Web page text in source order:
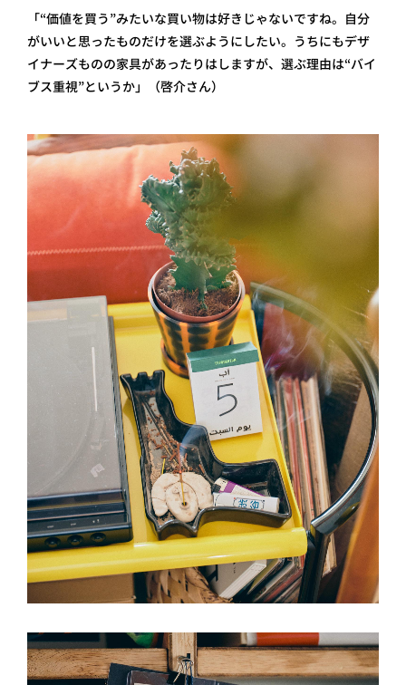
「“価値を買う”みたいな買い物は好きじゃないですね。自分
がいいと思ったものだけを選ぶようにしたい。うちにもデザ
イナーズものの家具があったりはしますが、選ぶ理由は“バイ
ブス重視”というか」（啓介さん）